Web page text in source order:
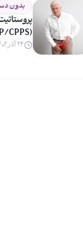
بدون
(CPP/CPPS)
۲۴ آذر ۱۴۰۲